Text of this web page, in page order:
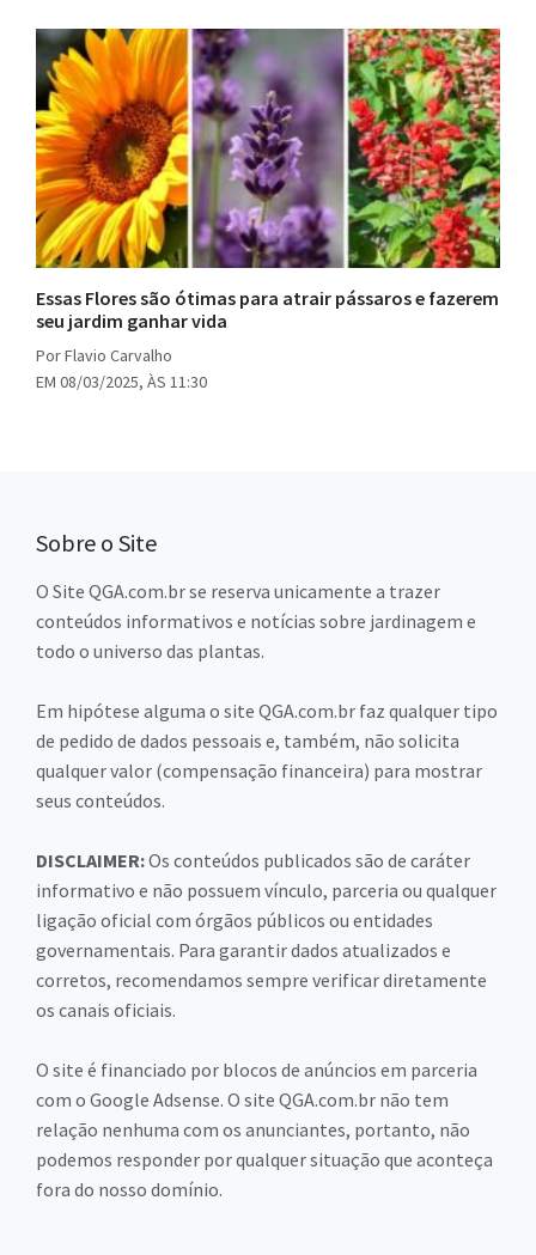
Essas Flores são ótimas para atrair pássaros e fazerem
seu jardim ganhar vida
Por Flavio Carvalho
EM 08/03/2025, ÀS 11:30
Sobre o Site
O Site QGA.com.br se reserva unicamente a trazer
conteúdos informativos e notícias sobre jardinagem e
todo o universo das plantas.
Em hipótese alguma o site QGA.com.br faz qualquer tipo
de pedido de dados pessoais e, também, não solicita
qualquer valor (compensação financeira) para mostrar
seus conteúdos.
DISCLAIMER:Os conteúdos publicados são de caráter
informativo e não possuem vínculo, parceria ou qualquer
ligação oficial com órgãos públicos ou entidades
governamentais. Para garantir dados atualizados e
corretos, recomendamos sempre verificar diretamente
os canais oficiais.
O site é financiado por blocos de anúncios em parceria
com o Google Adsense. O site QGA.com.br não tem
relação nenhuma com os anunciantes, portanto, não
podemos responder por qualquer situação que aconteça
fora do nosso domínio.